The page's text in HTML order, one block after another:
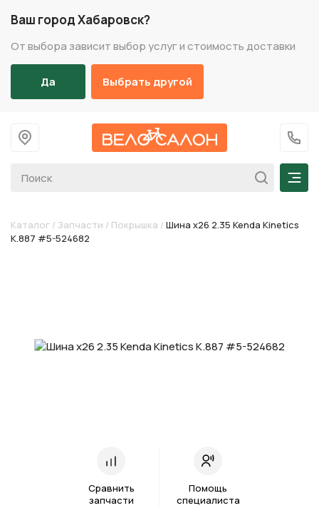
Ваш город Хабаровск?
От выбора зависит выбор услуг и стоимость доставки
Да Выбрать другой
На главную
+7
Каталог / Запчасти / Покрышка / Шина х26 2.35 Kenda Kinetics
K.887 #5-524682
Сравнить
запчасти
Помощь
специалиста